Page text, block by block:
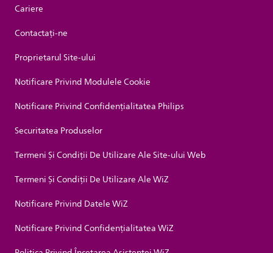
Cariere
Contactaţi-ne
Proprietarul Site-ului
Notificare Privind Modulele Cookie
Notificare Privind Confidențialitatea Philips
Securitatea Produselor
Termeni Și Condiții De Utilizare Ale Site-ului Web
Termeni Și Condiții De Utilizare Ale WiZ
Notificare Privind Datele WiZ
Notificare Privind Confidențialitatea WiZ